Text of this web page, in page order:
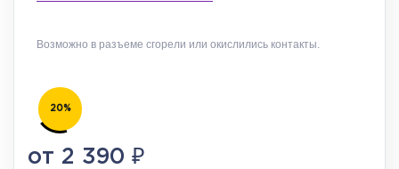
Возможно в разъеме сгорели или окислились контакты.
20%
от 2 390 ₽